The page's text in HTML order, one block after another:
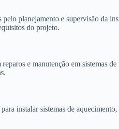
planejamento e supervisão da
do projeto.
e manutenção em sistemas
instalar sistemas de